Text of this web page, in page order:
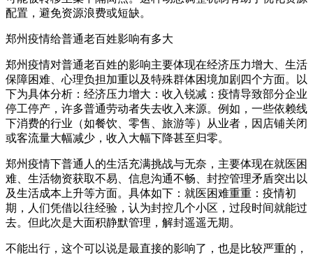
配置，避免资源浪费或短缺。
郑州疫情给普通老百姓影响有多大
郑州疫情对普通老百姓的影响主要体现在经济压力增大、生活
保障困难、心理负担加重以及特殊群体困境加剧四个方面。以
下为具体分析：经济压力增大：收入锐减：疫情导致部分企业
停工停产，许多普通劳动者失去收入来源。例如，一些依赖线
下消费的行业（如餐饮、零售、旅游等）从业者，因店铺关闭
或客流量大幅减少，收入大幅下降甚至归零。
郑州疫情下普通人的生活充满挑战与无奈，主要体现在就医困
难、生活物资获取不易、信息沟通不畅、封控管理矛盾突出以
及生活成本上升等方面。具体如下：就医困难重重：疫情初
期，人们凭借以往经验，认为封控几个小区，过段时间就能过
去。但此次是大面积静默管理，解封遥遥无期。
不能出行，这个可以说是最直接的影响了，也是比较严重的，